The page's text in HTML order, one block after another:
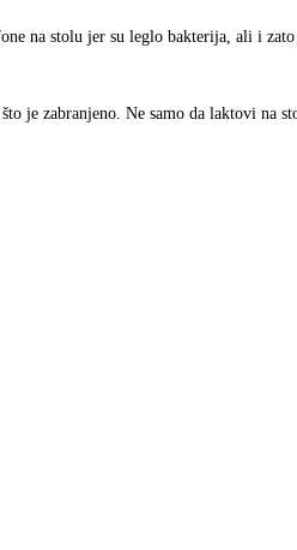
na stolu jer su leglo bakterija, ali i
je zabranjeno. Ne samo da laktovi na